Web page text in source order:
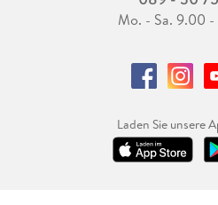
Mo. - Sa. 9.00
Laden Sie unsere